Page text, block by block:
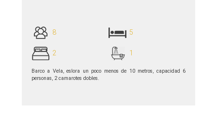
8 5
2 1
Barco a Vela, eslora un poco menos de 10 metros, capacidad 6
personas, 2 camarotes dobles.